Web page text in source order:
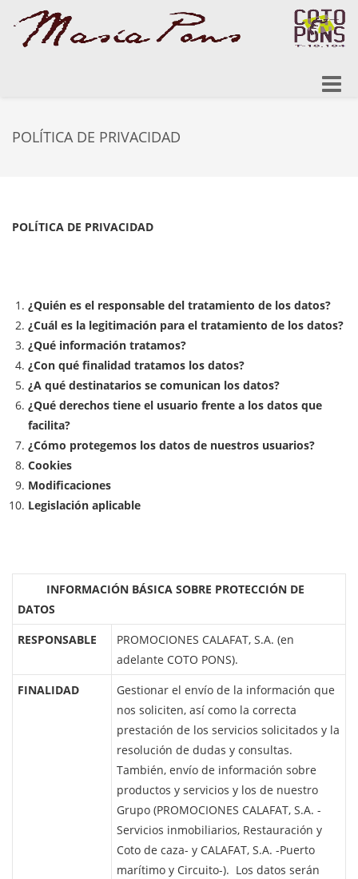
Toggle
POLÍTICA DE PRIVACIDAD
POLÍTICA DE PRIVACIDAD
¿Quién es el responsable del tratamiento de los datos?
¿Cuál es la legitimación para el tratamiento de los datos?
¿Qué información tratamos?
¿Con qué finalidad tratamos los datos?
¿A qué destinatarios se comunican los datos?
¿Qué derechos tiene el usuario frente a los datos que
facilita?
¿Cómo protegemos los datos de nuestros usuarios?
Cookies
Modificaciones
Legislación aplicable
INFORMACIÓN BÁSICA SOBRE PROTECCIÓN DE
DATOS
RESPONSABLE
PROMOCIONES CALAFAT, S.A. (en
adelante COTO PONS).
FINALIDAD
Gestionar el envío de la información que
nos soliciten, así como la correcta
prestación de los servicios solicitados y la
resolución de dudas y consultas.
También, envío de información sobre
productos y servicios y los de nuestro
Grupo (PROMOCIONES CALAFAT, S.A. -
Servicios inmobiliarios, Restauración y
Coto de caza- y CALAFAT, S.A. -Puerto
marítimo y Circuito-). Los datos serán